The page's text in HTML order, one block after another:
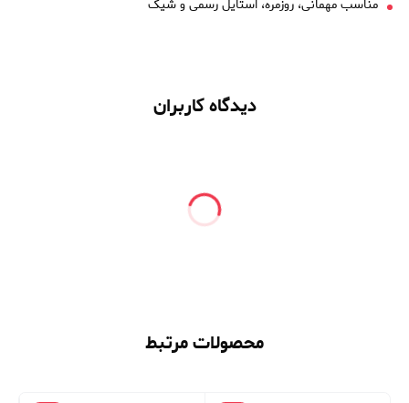
مناسب مهمانی، روزمره، استایل رسمی و شیک
دیدگاه کاربران
محصولات مرتبط